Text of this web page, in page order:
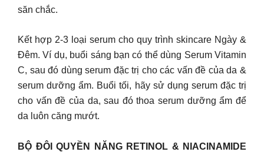
săn chắc.
Kết hợp 2-3 loại serum cho quy trình skincare Ngày &
Đêm. Ví dụ, buổi sáng bạn có thể dùng Serum Vitamin
C, sau đó dùng serum đặc trị cho các vấn đề của da &
serum dưỡng ẩm. Buổi tối, hãy sử dụng serum đặc trị
cho vấn đề của da, sau đó thoa serum dưỡng ẩm để
da luôn căng mướt.
BỘ ĐÔI QUYỀN NĂNG RETINOL & NIACINAMIDE